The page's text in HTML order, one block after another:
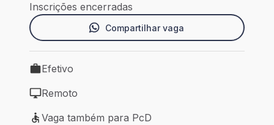
Inscrições encerradas
Compartilhar vaga
Tipo de vaga: Efetivo
Efetivo
Modelo de trabalho: Remoto
Remoto
Vaga também para PcD